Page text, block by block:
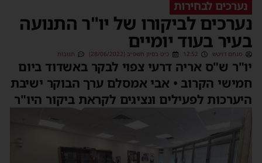
נערכים לבחירות
נערכים לביקורו של יו"ר התנועה
בעיר בעוד יומיים
מנחם דויטש 12:52 כ״ט בסיון תשפ״ב (28/06/2022) תגובות
יו"ר ש"ס אריה דרעי צפוי לבקר באשדוד ביום
חמישי הקרוב • אבי אמסלם ערך הבוקר ישיבת
היערכות לפעילים ונציגים לקראת ביקור היו"ר